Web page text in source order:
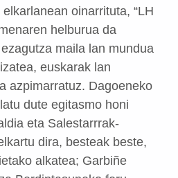
oinarrituta, “LH
helburua da
maila lan mundua
euskarak lan
azpimarratuz. Dagoeneko
dute egitasmo honi
eta Salestarrrak-
dira, besteak beste,
alkatea; Garbiñe